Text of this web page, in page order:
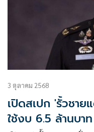
3 ตุลาคม 2568
เปิดสเปก 'รั้วชา
ใช้งบ 6.5 ล้านบาท